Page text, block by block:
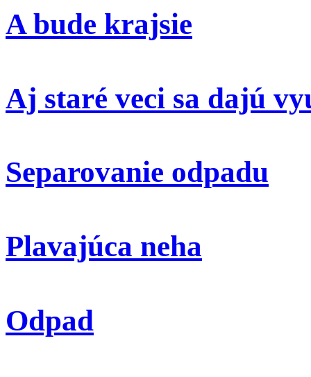
A bude krajsie
Aj staré veci sa dajú
Separovanie odpadu
Plavajúca neha
Odpad